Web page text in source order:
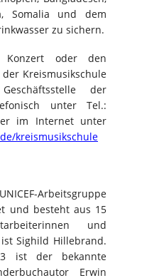
Somalia und dem
zu sichern.
oder den
Kreismusikschule
der
unter Tel.:
im Internet unter
kreismusikschule
Arbeitsgruppe
und besteht aus 15
und
Sighild Hillebrand.
ist der bekannte
Erwin